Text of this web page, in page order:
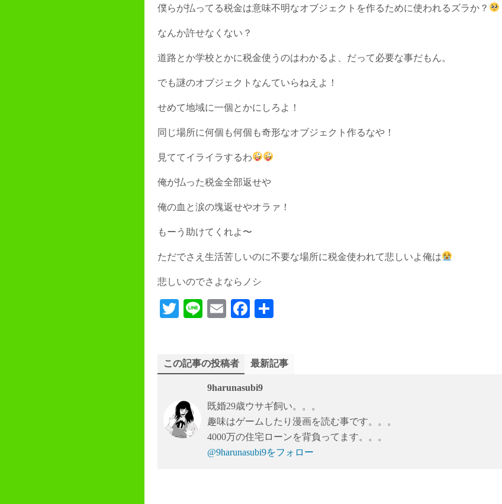
僕らが払ってる税金は意味不明なオブジェクトを作るために使われるズラか？
なんか許せなくない？
道路とか学校とかに税金使うのはわかるよ、だって必要な事だもん。
でも謎のオブジェクトなんていらねえよ！
せめて地域に一個とかにしろよ！
同じ場所に何個も何個も奇形なオブジェクト作るなや！
見ててイライラするわ
俺が払った税金全部返せや
俺の血と涙の塊返せやオラァ！
もーう助けてくれよ〜
ただでさえ生活苦しいのに不要な場所に税金使われて悲しいよ俺は
悲しいのでさよならノシ
T
r
Li
E
Fa
ok
この記事の投稿者 最新記事
9harunasubi9
既婚29歳ウサギ飼い。。。
趣味はゲームしたり漫画を読む事です。。。
4000万の住宅ローンを背負ってます。。。
@9harunasubi9をフォロー